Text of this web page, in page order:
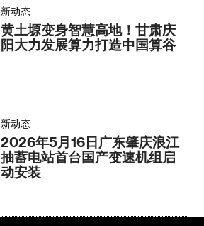
新动态
黄土塬变身智慧高地！甘肃庆
阳大力发展算力打造中国算谷
新动态
2026年5月16日广东肇庆浪江
抽蓄电站首台国产变速机组启
动安装